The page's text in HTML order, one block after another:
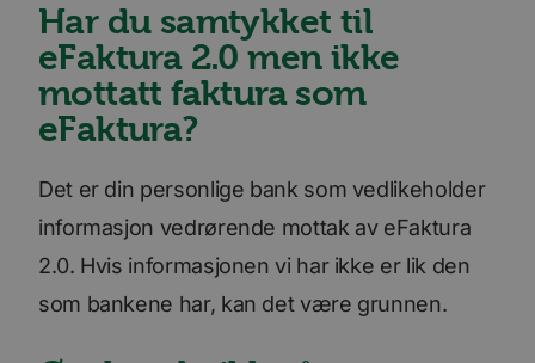
Har du samtykket til
eFaktura 2.0 men ikke
mottatt faktura som
eFaktura?
Det er din personlige bank som vedlikeholder
informasjon vedrørende mottak av eFaktura
2.0. Hvis informasjonen vi har ikke er lik den
som bankene har, kan det være grunnen.